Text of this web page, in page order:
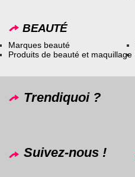
BEAUTÉ
Marques beauté
Produits de beauté et maquillage
Trendiquoi ?
Suivez-nous !